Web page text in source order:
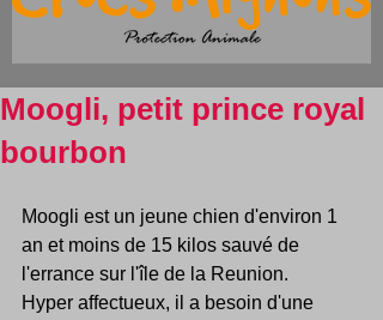
Moogli, petit prince royal
bourbon
Moogli est un jeune chien d'environ 1
an et moins de 15 kilos sauvé de
l'errance sur l'île de la Reunion.
Hyper affectueux, il a besoin d'une